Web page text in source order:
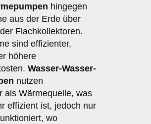
hingegen
aus der Erde über
Flachkollektoren.
sind effizienter,
höhere
Wasser-Wasser-
nutzen
als Wärmequelle, was
effizient ist, jedoch nur
wo